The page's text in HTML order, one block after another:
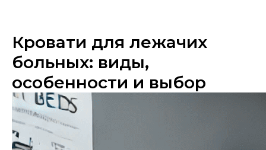
Кровати для лежачих
больных: виды,
особенности и выбор